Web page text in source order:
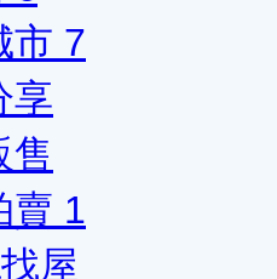
市 7
享
售
賣 1
屋